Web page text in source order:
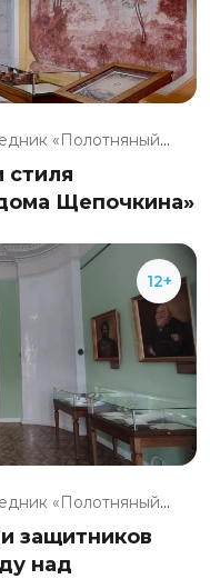
Музей-заповедник «Полотняный З...
стиля
Щепочкина»
12+
Музей-заповедник «Полотняный З...
защитников
над